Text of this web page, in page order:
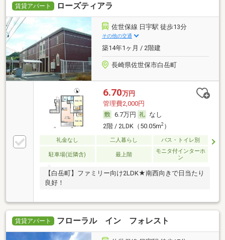
賃貸アパート ローズティアラ
佐世保線 日宇駅 徒歩13分
その他の交通
築14年1ヶ月 / 2階建
長崎県佐世保市白岳町
6.70万円
管理費2,000円
6.7万円
なし
2階 / 2LDK（50.05m2）
礼金なし 二人暮らし バス・トイレ別
駐車場(近隣含) 最上階
モニタ付インターホ
ン
【白岳町】ファミリー向け2LDK★南西向きで日当たり
良好！
賃貸アパート フローラル イン フォレスト